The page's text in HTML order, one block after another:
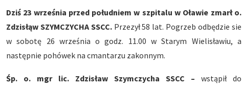
Dziś 23 września przed południem w szpitalu w Oławie zmarł o.
Zdzisłąw SZYMCZYCHA SSCC.Przezył 58 lat. Pogrzeb odbędzie sie
w sobotę 26 września o godz. 11.00 w Starym Wielisławiu, a
następnie pohówek na cmantarzu zakonnym.
Śp. o. mgr lic. Zdzisław Szymczycha SSCC – wstąpił do